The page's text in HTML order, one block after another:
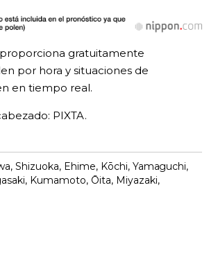
gratuitamente
por hora y situaciones de
en tiempo real.
PIXTA.
Shizuoka, Ehime, Kōchi, Yamaguchi,
Kumamoto, Ōita, Miyazaki,